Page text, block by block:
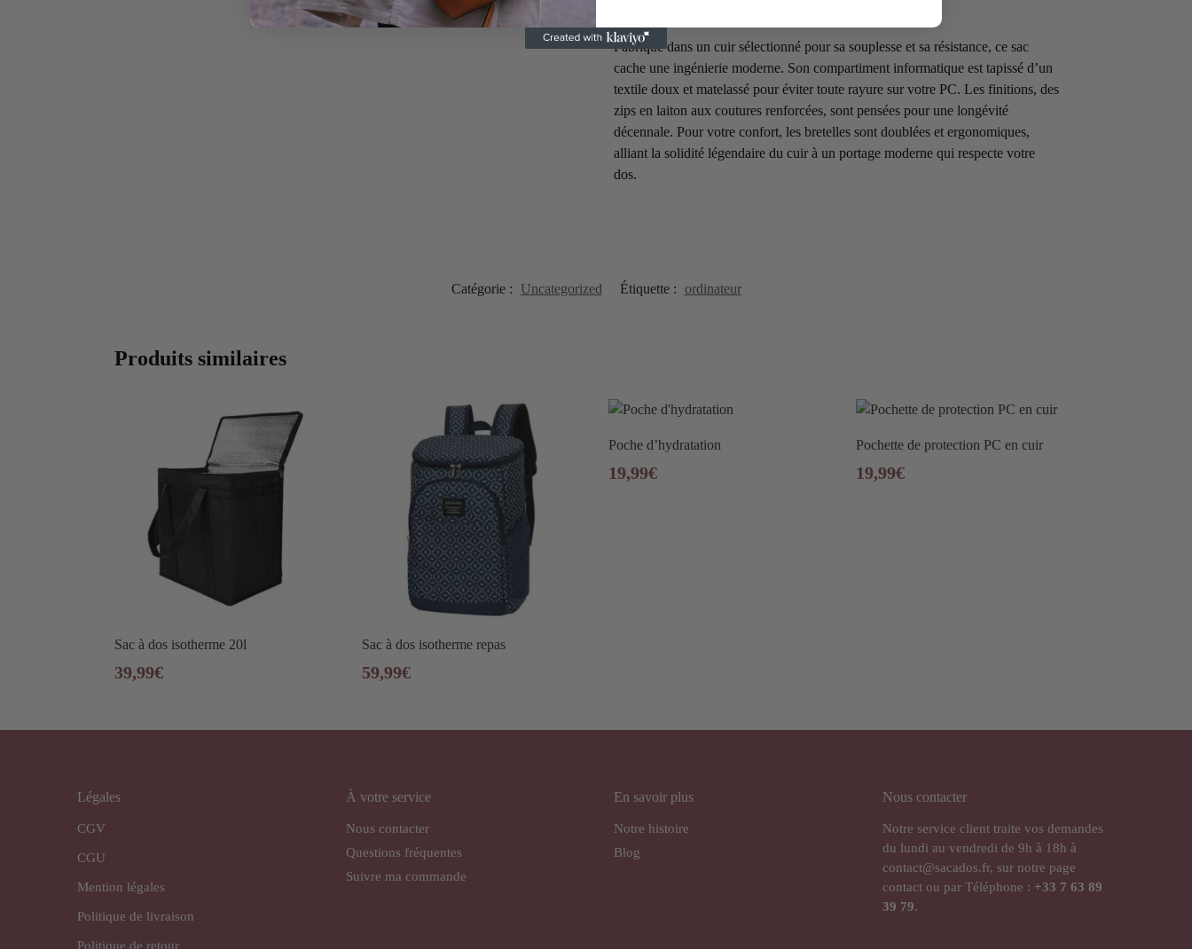
Fabriqué dans un cuir sélectionné pour sa souplesse et sa résistance, ce sac
cache une ingénierie moderne. Son compartiment informatique est tapissé d’un
textile doux et matelassé pour éviter toute rayure sur votre PC. Les finitions, des
zips en laiton aux coutures renforcées, sont pensées pour une longévité
décennale. Pour votre confort, les bretelles sont doublées et ergonomiques,
alliant la solidité légendaire du cuir à un portage moderne qui respecte votre
dos.
Catégorie : Uncategorized Étiquette : ordinateur
Produits similaires
Sac à dos isotherme 20l
39,99€
Sac à dos isotherme repas
59,99€
Poche d’hydratation
19,99€
Pochette de protection PC en cuir
19,99€
Légales
CGV
CGU
Mention légales
Politique de livraison
Politique de retour
À votre service
Nous contacter
Questions fréquentes
Suivre ma commande
En savoir plus
Notre histoire
Blog
Nous contacter
Notre service client traite vos demandes
du lundi au vendredi de 9h à 18h à
contact@sacados.fr, sur notre page
contact ou par Téléphone : +33 7 63 89
39 79.